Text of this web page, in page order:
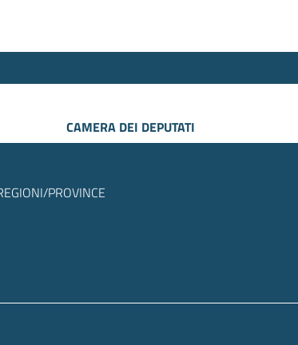
CAMERA DEI DEPUTATI
PROVINCE